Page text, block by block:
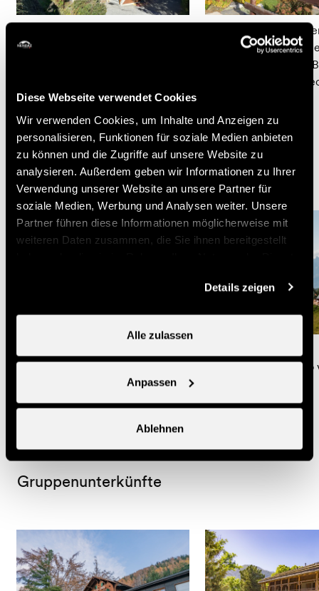
Diese Webseite verwendet Cookies
Wir verwenden Cookies, um Inhalte und Anzeigen zu
personalisieren, Funktionen für soziale Medien anbieten
zu können und die Zugriffe auf unsere Website zu
analysieren. Außerdem geben wir Informationen zu Ihrer
Verwendung unserer Website an unsere Partner für
soziale Medien, Werbung und Analysen weiter. Unsere
Partner führen diese Informationen möglicherweise mit
weiteren Daten zusammen, die Sie ihnen bereitgestellt
Details zeigen
Alle zulassen
Anpassen
Ablehnen
Familienfreundliche
werden können
Chalet La Rose des
Wunderschönes
Nähe der Station mit
Breakfast für bis zu
Berghütten
Berghütte oberhalb des Cleuson-
Berghütte bei der Alp
Gruppenunterkünfte